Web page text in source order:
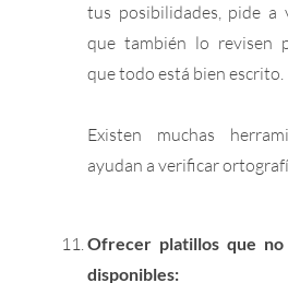
tus posibilidades, pide a
que también lo revisen
que todo está bien escrito.
Existen muchas
ayudan a verificar
Ofrecer platillos que no
disponibles: